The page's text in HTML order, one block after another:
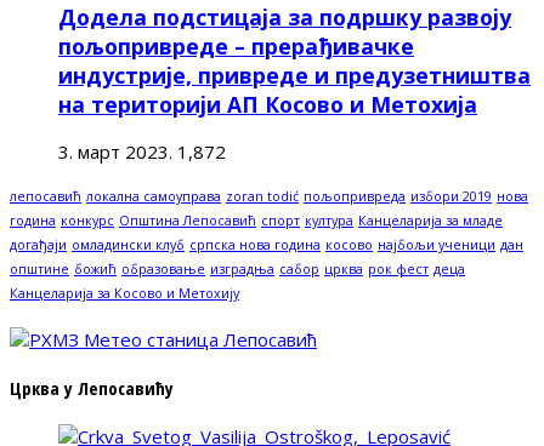
Додела подстицаја за подршку развоју
пољопривреде – прерађивачке
индустрије, привреде и предузетништва
на територији АП Косово и Метохија
3. март 2023. 1,872
лепосавић локална самоуправа zoran todić пољопривреда избори 2019 нова
година конкурс Општина Лепосавић спорт култура Канцеларија за младе
догађаји омладински клуб српска нова година косово најбољи ученици дан
општине божић образовање изградња сабор црква рок фест деца
Канцеларија за Косово и Метохију
Црква у Лепосавићу